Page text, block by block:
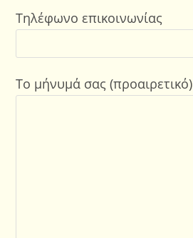
Τηλέφωνο επικοινωνίας
Το μήνυμά σας (προαιρετικό)